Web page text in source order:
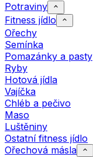
Potraviny
Fitness jídlo
Ořechy
Semínka
Pomazánky a pasty
Ryby
Hotová jídla
Vajíčka
Chléb a pečivo
Maso
Luštěniny
Ostatní fitness jídlo
Ořechová másla